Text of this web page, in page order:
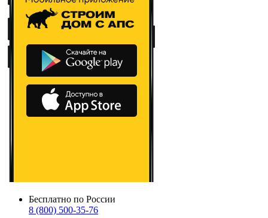
Бесплатно по России
8 (800) 500-35-76